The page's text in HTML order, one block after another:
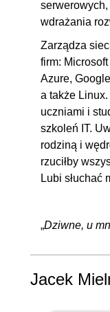
wdrażania
Zarządza
firm:
Azure,
a także
uczniami i
szkoleń IT.
rodziną i
rzuciłby
Lubi słuchać
„Dziwne, u
Jacek